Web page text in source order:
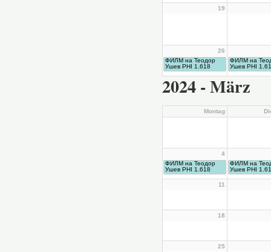
19
26
ФИЛМ на Теодор
Ушев PHI 1.618
ФИЛМ на
Ушев PHI
2024 - März
Montag
4
ФИЛМ на Теодор
Ушев PHI 1.618
ФИЛМ на
Ушев PHI
11
18
25